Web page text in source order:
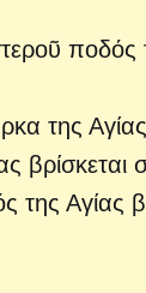
της
της